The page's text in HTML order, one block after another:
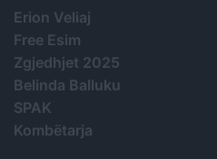
Erion Veliaj
Free Esim
Zgjedhjet 2025
Belinda Balluku
SPAK
Kombëtarja